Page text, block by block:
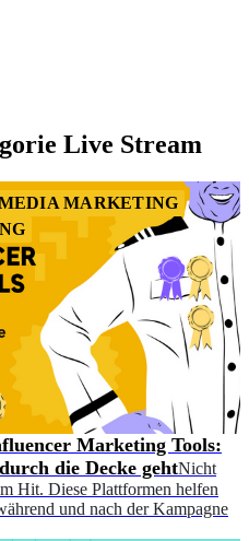
Live Stream
MARKETING
Marketing Tools:
die Decke gehtNicht
Hit. Diese Plattformen helfen
und nach der Kampagne